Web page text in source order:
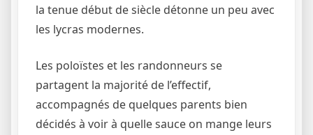
la tenue début de siècle détonne un peu avec
les lycras modernes.
Les poloïstes et les randonneurs se
partagent la majorité de l’effectif,
accompagnés de quelques parents bien
décidés à voir à quelle sauce on mange leurs